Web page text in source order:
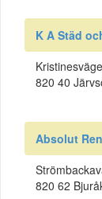
K A Städ
820 40
Absolut
820 62